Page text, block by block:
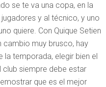
se te va una copa, en la
y al técnico, y uno
quiere. Con Quique Setien
cambio muy brusco, hay
la temporada, elegir bien el
siempre debe estar
que es el mejor